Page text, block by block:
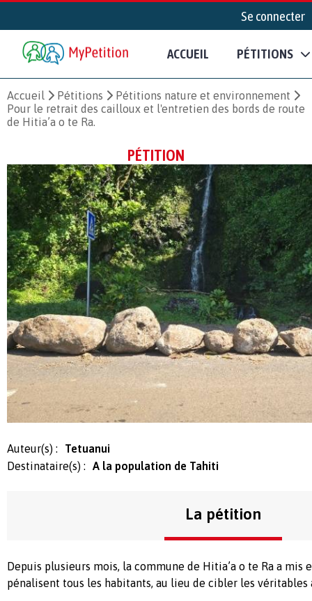
Se connecter
ACCUEIL PÉTITIONS
Accueil Pétitions
Pétitions nature et environnement
Pour le retrait des cailloux et l'entretien des bords de route
de Hitia’a o te Ra.
PÉTITION
Auteur(s) :
Tetuanui
Destinataire(s) :
A la population de Tahiti
La pétition
Depuis plusieurs mois, la commune de Hitia’a o te Ra a mis
pénalisent tous les habitants, au lieu de cibler les véritables